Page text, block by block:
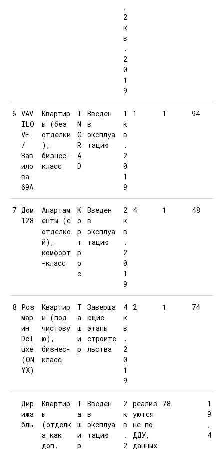
,
2
к
в
.
2
0
1
9
6 VAV
ILO
VE
/
Вав
ило
ва
69А
Квартир
ы (без
отделки
),
бизнес-
класс
I
N
G
R
A
D
Введен
в
эксплуа
тацию
1
к
в
.
2
0
1
9
1 1 94
7 Дом
128
Апартам
енты (с
отделко
й),
комфорт
-класс
К
о
р
т
р
о
с
Введен
в
эксплуа
тацию
2
к
в
.
2
0
1
9
4 1 48
8 Роз
мар
ин
Del
uxe
(ON
YX)
Квартир
ы (под
чистову
ю),
бизнес-
класс
Т
а
ш
и
р
Заверша
ющие
этапы
строите
льства
4
к
в
.
2
0
1
9
2 1 74
Дир
ижа
бль
Квартир
ы
(отделк
а как
доп.
Т
а
ш
и
р
Введен
в
эксплуа
тацию
2
к
в
.
2
реализ
уются
не по
ДДУ,
данных
78
1
9
,
4